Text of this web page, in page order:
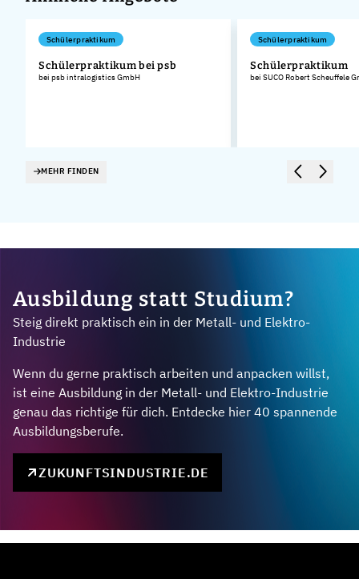
Schülerpraktikum
Schülerpraktikum bei psb
bei psb intralogistics GmbH
Schülerpraktikum
Schülerpraktikum
bei SUCO Robert Scheuffele
MEHR FINDEN
Ausbildung statt Studium?
Steig direkt praktisch ein in der Metall- und Elektro-
Industrie
Wenn du gerne praktisch arbeiten und anpacken willst,
ist eine Ausbildung in der Metall- und Elektro-Industrie
genau das richtige für dich. Entdecke hier 40 spannende
Ausbildungsberufe.
ZUKUNFTSINDUSTRIE.DE